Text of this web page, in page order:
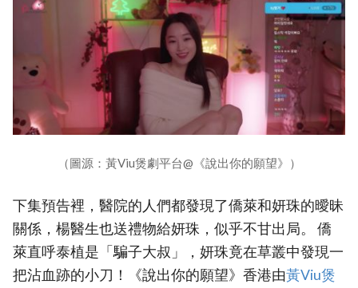
（圖源：黃Viu煲劇平台@《說出你的願望》）
下集預告裡，醫院的人們都發現了僑萊和妍珠的曖昧
關係，楊醫生也送禮物給妍珠，似乎不甘出局。 僑
萊直呼泰植是「騙子大叔」，妍珠竟在草叢中發現一
把沾血跡的小刀！《說出你的願望》香港由黃Viu煲